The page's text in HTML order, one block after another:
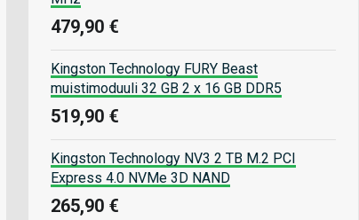
479,90 €
Kingston Technology FURY Beast
muistimoduuli 32 GB 2 x 16 GB DDR5
519,90 €
Kingston Technology NV3 2 TB M.2 PCI
Express 4.0 NVMe 3D NAND
265,90 €